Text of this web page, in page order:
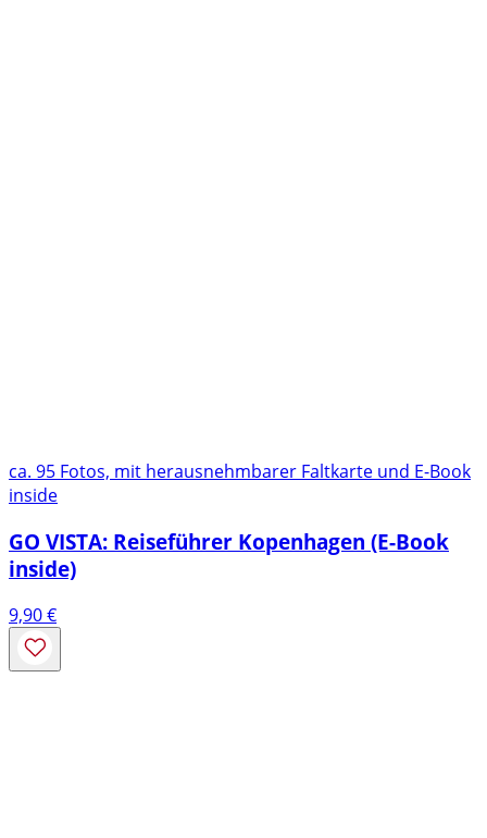
ca. 95 Fotos, mit herausnehmbarer Faltkarte und E-Book
inside
GO VISTA: Reiseführer Kopenhagen (E-Book
inside)
9,90€